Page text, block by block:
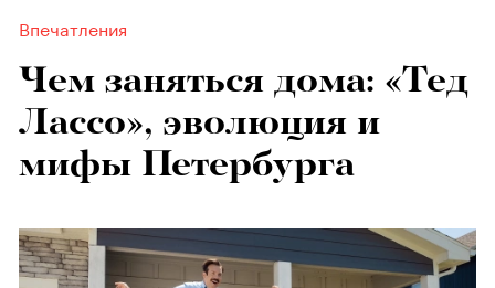
Впечатления
Чем заняться дома: «Тед
Лассо», эволюция и
мифы Петербурга